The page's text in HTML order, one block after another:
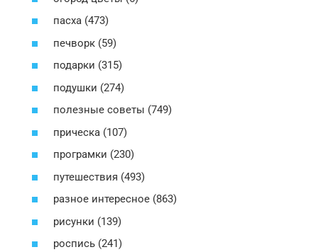
пасха (473)
печворк (59)
подарки (315)
подушки (274)
полезные советы (749)
прическа (107)
програмки (230)
путешествия (493)
разное интересное (863)
рисунки (139)
роспись (241)